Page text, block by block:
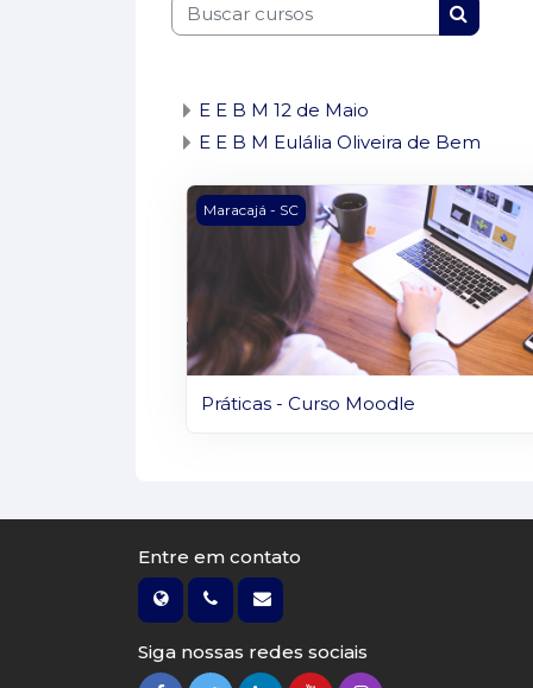
Buscar cursos
Buscar
E E B M 12 de Maio
E E B M Eulália Oliveira de Bem
Imagem do curso Práticas - Curso
Maracajá - SC
Práticas - Curso Moodle
Entre em contato
Siga nossas redes sociais